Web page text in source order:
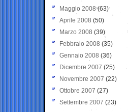
Maggio 2008(63)
Aprile 2008 (50)
Marzo 2008 (39)
Febbraio 2008 (35)
Gennaio 2008 (36)
Dicembre 2007 (25)
Novembre 2007 (22)
Ottobre 2007 (27)
Settembre 2007 (23)